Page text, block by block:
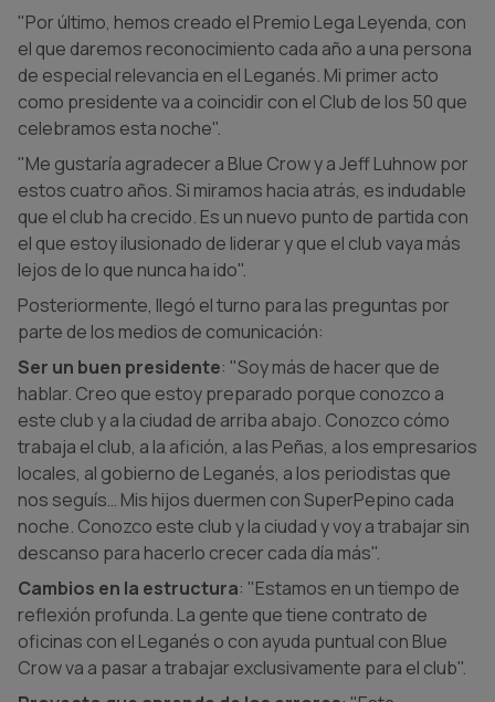
"Por último, hemos creado el Premio Lega Leyenda, con
el que daremos reconocimiento cada año a una persona
de especial relevancia en el Leganés. Mi primer acto
como presidente va a coincidir con el Club de los 50 que
celebramos esta noche".
"Me gustaría agradecer a Blue Crow y a Jeff Luhnow por
estos cuatro años. Si miramos hacia atrás, es indudable
que el club ha crecido. Es un nuevo punto de partida con
el que estoy ilusionado de liderar y que el club vaya más
lejos de lo que nunca ha ido".
Posteriormente, llegó el turno para las preguntas por
parte de los medios de comunicación:
Ser un buen presidente: "Soy más de hacer que de
hablar. Creo que estoy preparado porque conozco a
este club y a la ciudad de arriba abajo. Conozco cómo
trabaja el club, a la afición, a las Peñas, a los empresarios
locales, al gobierno de Leganés, a los periodistas que
nos seguís… Mis hijos duermen con SuperPepino cada
noche. Conozco este club y la ciudad y voy a trabajar sin
descanso para hacerlo crecer cada día más".
Cambios en la estructura: "Estamos en un tiempo de
reflexión profunda. La gente que tiene contrato de
oficinas con el Leganés o con ayuda puntual con Blue
Crow va a pasar a trabajar exclusivamente para el club".